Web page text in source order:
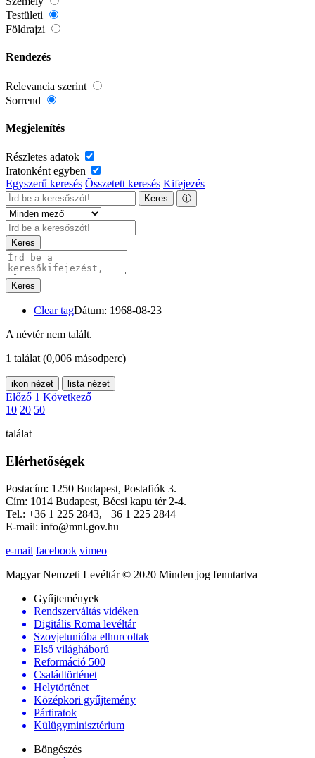
Testületi
Földrajzi
Rendezés
Relevancia szerint
Sorrend
Megjelenítés
Részletes adatok
Iratonként egyben
Egyszerű keresés Összetett keresés Kifejezés
Keres ⓘ
Keres
Keres
Clear tagDátum: 1968-08-23
A névtér nem talált.
1 találat (0,006 másodperc)
ikon nézet lista nézet
Előző 1 Következő
10 20 50
találat
Elérhetőségek
Postacím: 1250 Budapest, Postafiók 3.
Cím: 1014 Budapest, Bécsi kapu tér 2-4.
Tel.: +36 1 225 2843, +36 1 225 2844
E-mail: info@mnl.gov.hu
e-mail facebook vimeo
Magyar Nemzeti Levéltár © 2020 Minden jog fenntartva
Gyűjtemények
Rendszerváltás vidéken
Digitális Roma levéltár
Szovjetunióba elhurcoltak
Első világháború
Reformáció 500
Családtörténet
Helytörténet
Középkori gyűjtemény
Pártiratok
Külügyminisztérium
Böngészés